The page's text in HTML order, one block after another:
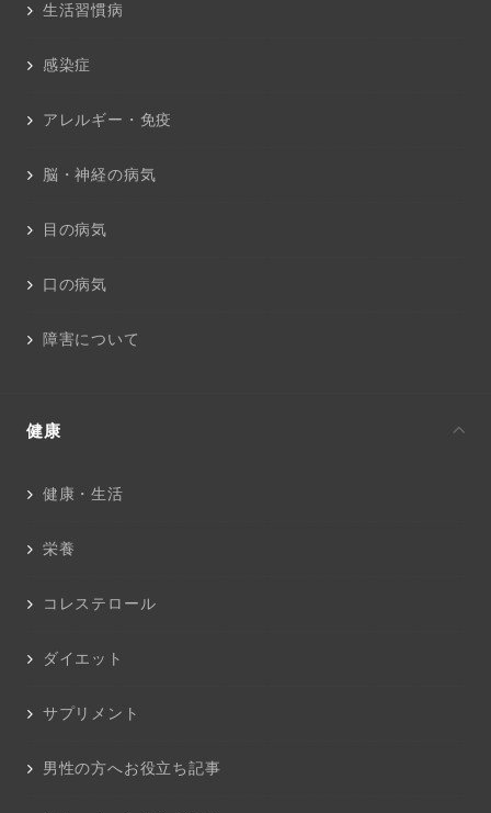
生活習慣病
感染症
アレルギー・免疫
脳・神経の病気
目の病気
口の病気
障害について
健康
健康・生活
栄養
コレステロール
ダイエット
サプリメント
男性の方へお役立ち記事